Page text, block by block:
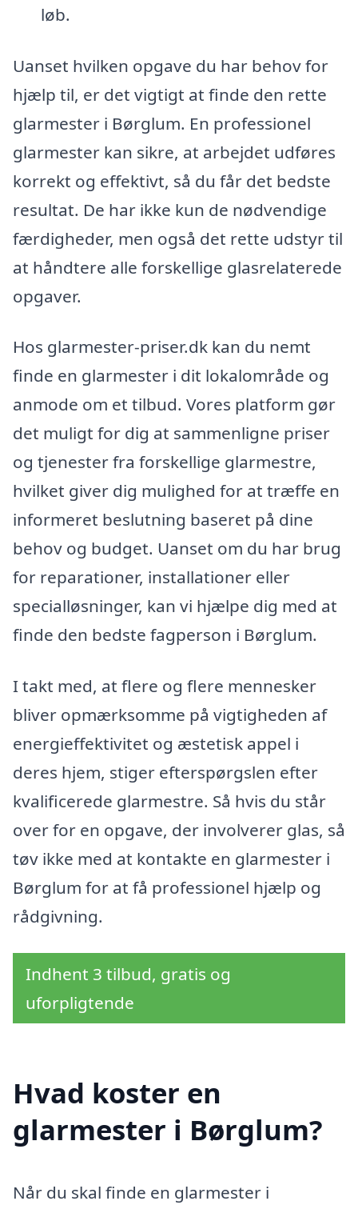
løb.
Uanset hvilken opgave du har behov for
hjælp til, er det vigtigt at finde den rette
glarmester i Børglum. En professionel
glarmester kan sikre, at arbejdet udføres
korrekt og effektivt, så du får det bedste
resultat. De har ikke kun de nødvendige
færdigheder, men også det rette udstyr til
at håndtere alle forskellige glasrelaterede
opgaver.
Hos glarmester-priser.dk kan du nemt
finde en glarmester i dit lokalområde og
anmode om et tilbud. Vores platform gør
det muligt for dig at sammenligne priser
og tjenester fra forskellige glarmestre,
hvilket giver dig mulighed for at træffe en
informeret beslutning baseret på dine
behov og budget. Uanset om du har brug
for reparationer, installationer eller
specialløsninger, kan vi hjælpe dig med at
finde den bedste fagperson i Børglum.
I takt med, at flere og flere mennesker
bliver opmærksomme på vigtigheden af
energieffektivitet og æstetisk appel i
deres hjem, stiger efterspørgslen efter
kvalificerede glarmestre. Så hvis du står
over for en opgave, der involverer glas, så
tøv ikke med at kontakte en glarmester i
Børglum for at få professionel hjælp og
rådgivning.
Indhent 3 tilbud, gratis og
uforpligtende
Hvad koster en
glarmester i Børglum?
Når du skal finde en glarmester i